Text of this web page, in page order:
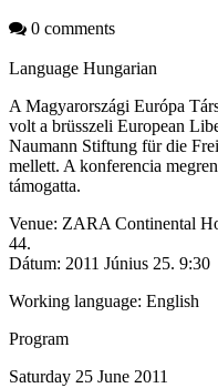
0 comments
Language Hungarian
A Magyarországi Európa
volt a brüsszeli European
Naumann Stiftung für die
mellett. A konferencia
támogatta.
Venue: ZARA Continental
44.
Dátum: 2011 Június 25. 9:30
Working language: English
Program
Saturday 25 June 2011